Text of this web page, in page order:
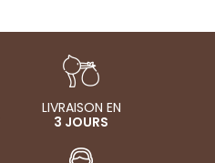
LIVRAISON EN
3 JOURS